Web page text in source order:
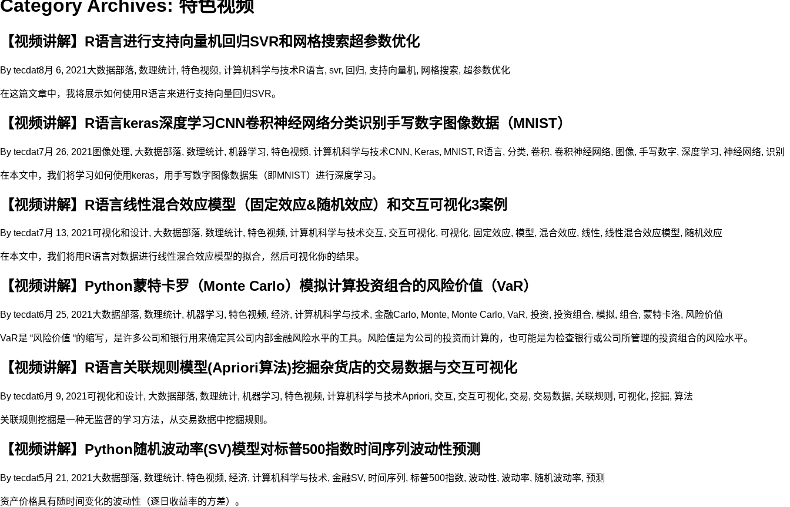
Category Archives: 特色视频
【视频讲解】R语言进行支持向量机回归SVR和网格搜索超参数优化
By tecdat8月 6, 2021大数据部落, 数理统计, 特色视频, 计算机科学与技术R语言, svr, 回归, 支持向量机, 网格搜索, 超参数优化
在这篇文章中，我将展示如何使用R语言来进行支持向量回归SVR。
【视频讲解】R语言keras深度学习CNN卷积神经网络分类识别手写数字图像数据（MNIST）
By tecdat7月 26, 2021 图像处理, 大数据部落, 数理统计, 机器学习, 特色视频, 计算机科学与技术CNN , Keras, MNIST, R语言, 分类, 卷积, 卷积神经网络, 图像, 手写数字, 深度学习, 神经网络, 识别
在本文中，我们将学习如何使用keras，用手写数字图像数据集（即MNIST）进行深度学习。
【视频讲解】R语言线性混合效应模型（固定效应&随机效应）和交互可视化3案例
By tecdat7月 13, 2021可视化和设计, 大数据部落, 数理统计, 特色视频, 计算机科学与技术交互, 交互可视化, 可视化, 固定效应, 模型, 混合效应, 线性, 线性混合效应模型, 随机效应
在本文中，我们将用R语言对数据进行线性混合效应模型的拟合，然后可视化你的结果。
【视频讲解】Python蒙特卡罗（Monte Carlo）模拟计算投资组合的风险价值（VaR）
By tecdat6月 25, 2021大数据部落, 数理统计, 机器学习, 特色视频, 经济, 计算机科学与技术, 金融Carlo, Monte, Monte Carlo, VaR, 投资, 投资组合, 模拟, 组合, 蒙特卡洛, 风险价值
VaR是 “风险价值 “的缩写，是许多公司和银行用来确定其公司内部金融风险水平的工具。风险值是为公司的投资而计算的，也可能是为检查银行或公司所管理的投资组合的风险水平。
【视频讲解】R语言关联规则模型(Apriori算法)挖掘杂货店的交易数据与交互可视化
By tecdat6月 9, 2021可视化和设计, 大数据部落, 数理统计, 机器学习, 特色视频, 计算机科学与技术Apriori, 交互, 交互可视化, 交易, 交易数据, 关联规则 , 可视化, 挖掘, 算法
关联规则挖掘是一种无监督的学习方法，从交易数据中挖掘规则。
【视频讲解】Python随机波动率(SV)模型对标普500指数时间序列波动性预测
By tecdat5月 21, 2021大数据部落, 数理统计, 特色视频, 经济, 计算机科学与技术, 金融SV, 时间序列 , 标普500指数, 波动性, 波动率, 随机波动率, 预测
资产价格具有随时间变化的波动性（逐日收益率的方差）。